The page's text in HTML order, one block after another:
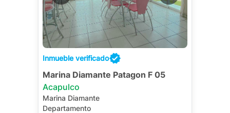
Inmueble verificado
Marina Diamante Patagon F 05
Acapulco
Marina Diamante
Departamento